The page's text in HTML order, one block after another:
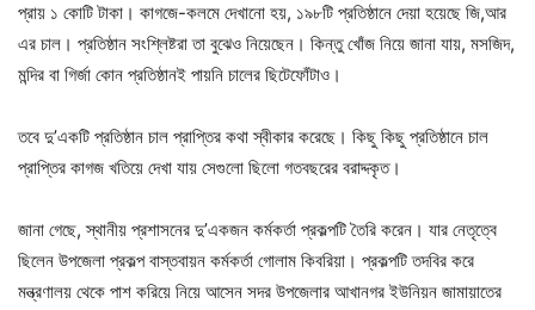
প্রায় ১ কোটি টাকা। কাগজে-কলমে দেখানো হয়, ১৯৮টি প্রতিষ্ঠানে দেয়া হয়েছে জি,আর
এর চাল। প্রতিষ্ঠান সংশ্লিষ্টরা তা বুঝেও নিয়েছেন। কিন্তু খোঁজ নিয়ে জানা যায়, মসজিদ,
মন্দির বা গির্জা কোন প্রতিষ্ঠানই পায়নি চালের ছিটেফোঁটাও।
তবে দু’একটি প্রতিষ্ঠান চাল প্রাপ্তির কথা স্বীকার করেছে। কিছু কিছু প্রতিষ্ঠানে চাল
প্রাপ্তির কাগজ খতিয়ে দেখা যায় সেগুলো ছিলো গতবছরের বরাদ্দকৃত।
জানা গেছে, স্থানীয় প্রশাসনের দু’একজন কর্মকর্তা প্রকল্পটি তৈরি করেন। যার নেতৃত্বে
ছিলেন উপজেলা প্রকল্প বাস্তবায়ন কর্মকর্তা গোলাম কিবরিয়া। প্রকল্পটি তদবির করে
মন্ত্রণালয় থেকে পাশ করিয়ে নিয়ে আসেন সদর উপজেলার আখানগর ইউনিয়ন জামায়াতের